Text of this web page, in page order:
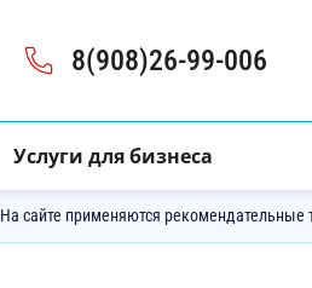
8(908)26-99-006
Услуги для бизнеса
На сайте применяются рекомендательные